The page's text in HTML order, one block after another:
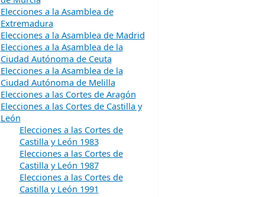
Elecciones a la Asamblea de
Extremadura
Elecciones a la Asamblea de Madrid
Elecciones a la Asamblea de la
Ciudad Autónoma de Ceuta
Elecciones a la Asamblea de la
Ciudad Autónoma de Melilla
Elecciones a las Cortes de Aragón
Elecciones a las Cortes de Castilla y
León
Elecciones a las Cortes de
Castilla y León 1983
Elecciones a las Cortes de
Castilla y León 1987
Elecciones a las Cortes de
Castilla y León 1991